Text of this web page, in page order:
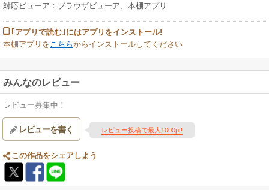
対応ビューア：ブラウザビューア、本棚アプリ
｢アプリで読む｣にはアプリをインストール!
本棚アプリを こちらからインストールしてください
みんなのレビュー
レビュー募集中！
レビューを書く レビュー投稿で最大1000pt!
この作品をシェアしよう